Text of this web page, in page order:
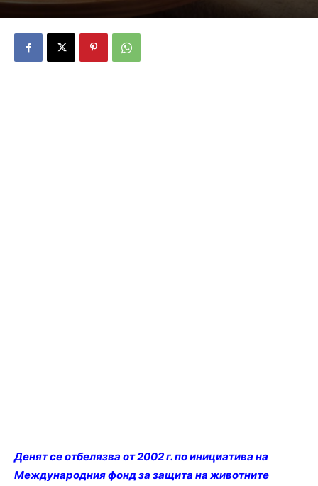
Денят се отбелязва от 2002 г. по инициатива на
Международния фонд за защита на животните